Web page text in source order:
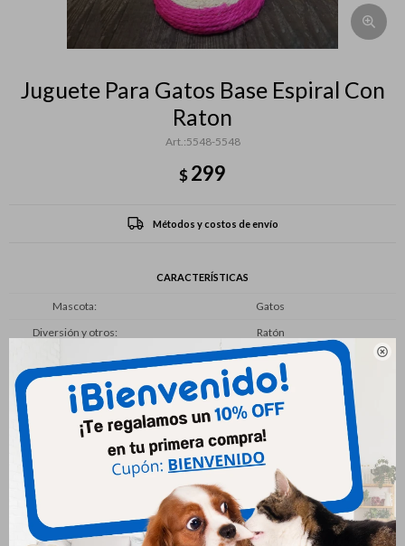

Juguete Para Gatos Base Espiral Con
Raton
5548-5548
$299
Métodos y costos de envío
CARACTERÍSTICAS
Mascota
Gatos
Diversión y otros
Ratón
Productos que te pueden interesar